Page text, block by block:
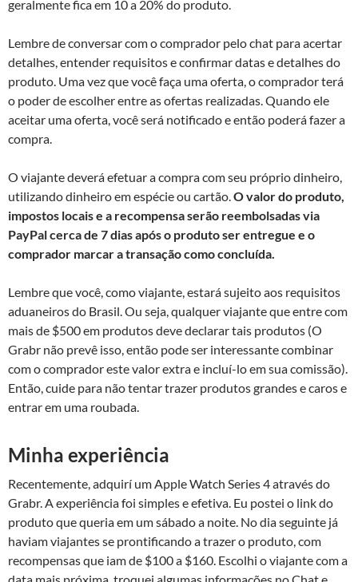
geralmente fica em 10 a 20% do produto.
Lembre de conversar com o comprador pelo chat para acertar
detalhes, entender requisitos e confirmar datas e detalhes do
produto. Uma vez que você faça uma oferta, o comprador terá
o poder de escolher entre as ofertas realizadas. Quando ele
aceitar uma oferta, você será notificado e então poderá fazer a
compra.
O viajante deverá efetuar a compra com seu próprio dinheiro,
utilizando dinheiro em espécie ou cartão.O valor do produto,
impostos locais e a recompensa serão reembolsadas via
PayPal cerca de 7 dias após o produto ser entregue e o
comprador marcar a transação como concluída.
Lembre que você, como viajante, estará sujeito aos requisitos
aduaneiros do Brasil. Ou seja, qualquer viajante que entre com
mais de $500 em produtos deve declarar tais produtos (O
Grabr não prevê isso, então pode ser interessante combinar
com o comprador este valor extra e incluí-lo em sua comissão).
Então, cuide para não tentar trazer produtos grandes e caros e
entrar em uma roubada.
Minha experiência
Recentemente, adquirí um Apple Watch Series 4 através do
Grabr. A experiência foi simples e efetiva. Eu postei o link do
produto que queria em um sábado a noite. No dia seguinte já
haviam viajantes se prontificando a trazer o produto, com
recompensas que iam de $100 a $160. Escolhi o viajante com a